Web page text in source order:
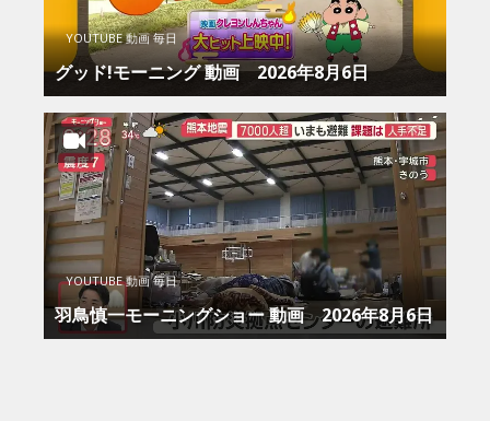
YOUTUBE 動画 毎日
グッド!モーニング 動画 2026年8月6日
YOUTUBE 動画 毎日
羽鳥慎一モーニングショー 動画 2026年8月6日